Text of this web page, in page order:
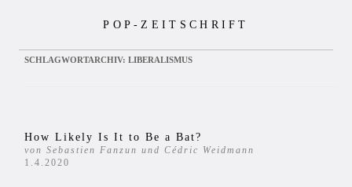
POP-ZEITSCHRIFT
SCHLAGWORTARCHIV: LIBERALISMUS
How Likely Is It to Be a Bat?
von Sebastien Fanzun und Cédric Weidmann
1.4.2020